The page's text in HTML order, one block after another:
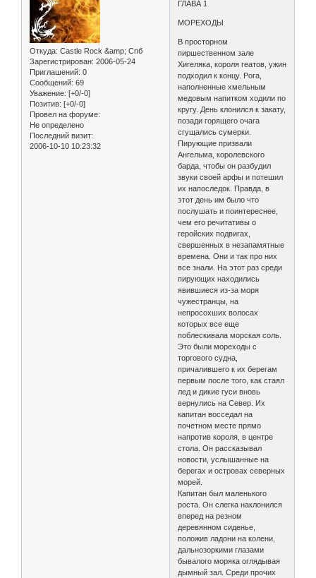
Откуда: Castle Rock &amp; Спб
Зарегистрирован: 2006-05-24
Приглашений: 0
Сообщений: 69
Уважение: [+0/-0]
Позитив: [+0/-0]
Провел на форуме:
Не определено
Последний визит:
2006-10-10 10:23:32
ГЛАВА 1
МОРЕХОДЫ
В просторном
пиршественном зале
Хигеляка, короля геатов, ужин
подходил к концу. Рога,
наполненные хмельным
медовым напитком ходили по
кругу. День клонился к закату,
позади горящего очага
сгущались сумерки.
Пирующие призвали
Ангельма, королевского
барда, чтобы он разбудил
звуки своей арфы и потешил
их напоследок. Правда, в
этот день им было что
послушать и поинтереснее,
чем его речитативы о
геройских подвигах,
свершенных в незапамятные
времена. Они и так про них
все знали. На этот раз среди
пирующих находились
явившиеся из-за моря
чужестранцы, на
непросохших волосах
которых все еще
поблескивала морская соль.
Это были мореходы с
торгового судна,
причалившего к их берегам
первым после того, как стаял
лед и дикие гуси вновь
вернулись на Север. Их
капитан восседал на
почетном месте прямо
напротив короля, в центре
стола. Он рассказывал
новости, услышанные на
берегах и островах северных
морей.
Капитан был маленького
роста. Он слегка наклонился
вперед на резном
деревянном сиденье,
положив ладони на колени,
дальнозоркими глазами
бывалого моряка оглядывая
дымный зал. Среди прочих